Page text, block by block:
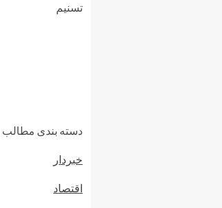
تسنیم
دسته بندی مطالب
خبردار
اقتصاد